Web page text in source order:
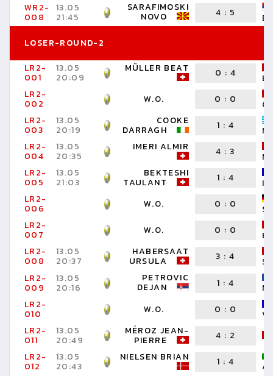
WR2-
008
13.05
21:45
SARAFIMOSKI
NOVO 4 : 5
LOSER-ROUND-2
LR2-
001
13.05
20:09
MÜLLER BEAT 0 : 4
LR2-
002 W.O. 0 : 0
LR2-
003
13.05
20:19
COOKE
DARRAGH 1 : 4
LR2-
004
13.05
20:35
IMERI ALMIR 4 :3
LR2-
005
13.05
21:03
BEKTESHI
TAULANT 1 : 4
LR2-
006 W.O. 0 : 0
LR2-
007 W.O. 0 : 0
LR2-
008
13.05
20:37
HABERSAAT
URSULA 3 :4
LR2-
009
13.05
20:16
PETROVIC
DEJAN 1 : 4
LR2-
010 W.O. 0 : 0
LR2-
011
13.05
20:49
MÉROZ JEAN-
PIERRE 4 : 2
LR2-
012
13.05
20:43
NIELSEN BRIAN 1 : 4